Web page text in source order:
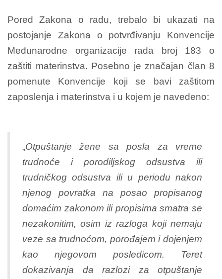
Pored Zakona o radu, trebalo bi ukazati na
postojanje Zakona o potvrđivanju Konvencije
Međunarodne organizacije rada broj 183 o
zaštiti materinstva. Posebno je značajan član 8
pomenute Konvencije koji se bavi zaštitom
zaposlenja i materinstva i u kojem je navedeno:
„Otpuštanje žene sa posla za vreme
trudnoće i porodiljskog odsustva ili
trudničkog odsustva ili u periodu nakon
njenog povratka na posao propisanog
domaćim zakonom ili propisima smatra se
nezakonitim, osim iz razloga koji nemaju
veze sa trudnoćom, porođajem i dojenjem
kao njegovom posledicom. Teret
dokazivanja da razlozi za otpuštanje